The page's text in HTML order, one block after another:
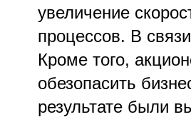
увеличение
процессов. В
Кроме того,
обезопасить
результате были